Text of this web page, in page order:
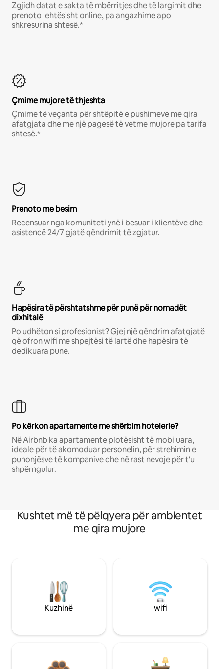
Zgjidh datat e sakta të mbërritjes dhe të largimit dhe
prenoto lehtësisht online, pa angazhime apo
shkresurina shtesë.*
Çmime mujore të thjeshta
Çmime të veçanta për shtëpitë e pushimeve me qira
afatgjata dhe me një pagesë të vetme mujore pa tarifa
shtesë.*
Prenoto me besim
Recensuar nga komuniteti ynë i besuar i klientëve dhe
asistencë 24/7 gjatë qëndrimit të zgjatur.
Hapësira të përshtatshme për punë për nomadët
dixhitalë
Po udhëton si profesionist? Gjej një qëndrim afatgjatë
që ofron wifi me shpejtësi të lartë dhe hapësira të
dedikuara pune.
Po kërkon apartamente me shërbim hotelerie?
Në Airbnb ka apartamente plotësisht të mobiluara,
ideale për të akomoduar personelin, për strehimin e
punonjësve të kompanive dhe në rast nevoje për t'u
shpërngulur.
Kushtet më të pëlqyera për ambientet
me qira mujore
Kuzhinë wifi